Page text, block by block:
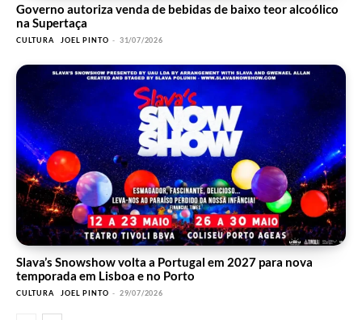
Governo autoriza venda de bebidas de baixo teor alcoólico
na Supertaça
CULTURA JOEL PINTO - 31/07/2026
Slava’s Snowshow volta a Portugal em 2027 para nova
temporada em Lisboa e no Porto
CULTURA JOEL PINTO - 29/07/2026